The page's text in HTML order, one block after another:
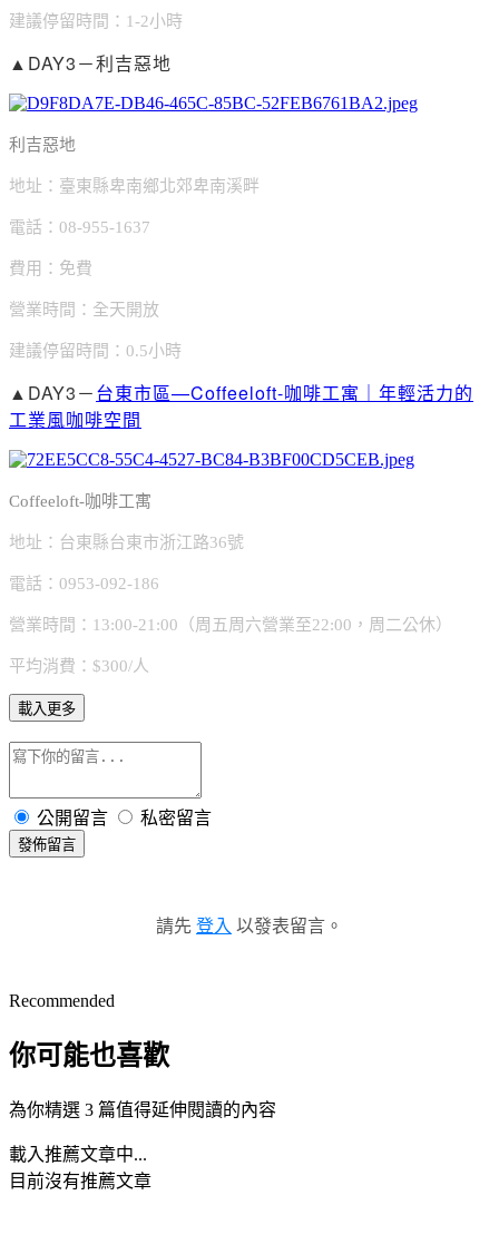
建議停留時間：1-2小時
▲DAY3－利吉惡地
利吉惡地
地址：臺東縣卑南鄉北郊卑南溪畔
電話：08-955-1637
費用：免費
營業時間：全天開放
建議停留時間：0.5小時
▲DAY3－台東市區—Coffeeloft-咖啡工寓｜年輕活力的
工業風咖啡空間
Coffeeloft-咖啡工寓
地址：台東縣台東市浙江路36號
電話：0953-092-186
營業時間：13:00-21:00（周五周六營業至22:00，周二公休）
平均消費：$300/人
載入更多
公開留言 私密留言
發佈留言
請先 登入 以發表留言。
Recommended
你可能也喜歡
為你精選 3 篇值得延伸閱讀的內容
載入推薦文章中...
目前沒有推薦文章